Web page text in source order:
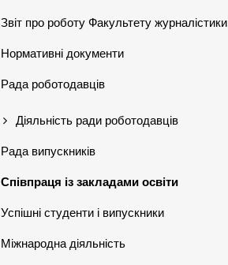
Звіт про роботу Факультету журналістики
Нормативні документи
Рада роботодавців
Діяльність ради роботодавців
Рада випускників
Співпраця із закладами освіти
Успішні студенти і випускники
Міжнародна діяльність